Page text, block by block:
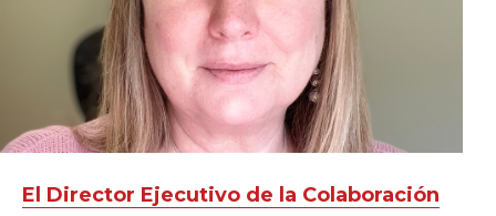
El Director Ejecutivo de la Colaboración